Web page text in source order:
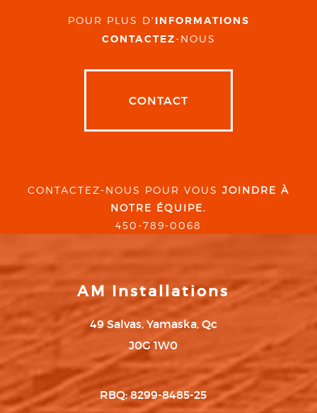
POUR PLUS D' INFORMATIONS
CONTACTEZ-NOUS
CONTACT
CONTACTEZ-NOUS POUR VOUS JOINDRE À
NOTRE ÉQUIPE.
450-789-0068
AM Installations
49 Salvas, Yamaska, Qc
J0G 1W0
RBQ: 8299-8485-25